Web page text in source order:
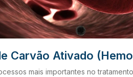
Carvão Ativado
mais importantes no